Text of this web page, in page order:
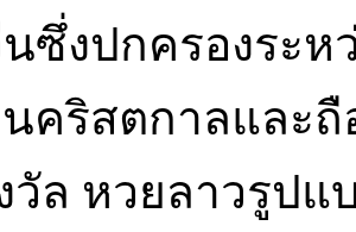
ซึ่งปกครองระห
นคริสตกาลและ
วัล หวยลาวรูป